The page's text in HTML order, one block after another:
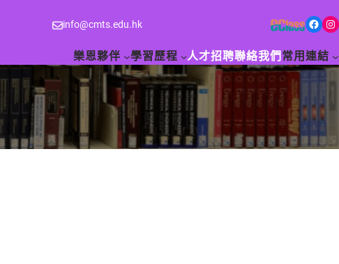
info@cmts.edu.hk Facebook Instagram
樂恩夥伴 學習歷程 人才招聘聯絡我們 常用連結